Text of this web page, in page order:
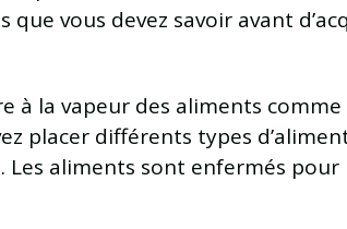
vous devez savoir avant
à la vapeur des aliments comme
placer différents types
aliments sont enfermés pour